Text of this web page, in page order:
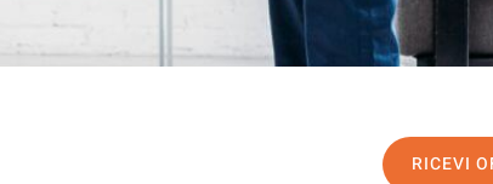
RICEVI